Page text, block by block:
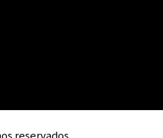
reservados.